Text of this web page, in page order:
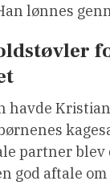
lønnes
havde
partner blev
god aftale